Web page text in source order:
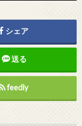
シェア
送る
feedly